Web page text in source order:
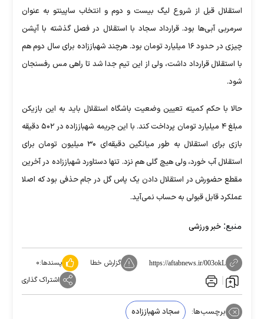
استقلال قبل از شروع لیگ بیست و دوم و انتخاب ساپینتو به عنوان
سرمربی آبی‌ها بود. قرارداد سجاد با استقلال در فصل گذشته با آپشن
چیزی در حدود ۱۶ میلیارد تومان بود. هرچند شهباززاده برای سال دوم هم
با استقلال قرارداد داشت، ولی از این تیم جدا شد تا راهی مس رفسنجان
شود.
حالا با حکم کمیته تعیین وضعیت باشگاه استقلال باید به این بازیکن
مبلغ ۴ میلیارد تومان پرداخت کند. با این جریمه شهباززاده در ۵۰۲ دقیقه
بازی برای استقلال به طور میانگین دقیقه‌ای ۳۰ میلیون تومان برای
استقلال آب خورد، ولی هیچ گلی هم نزد. تنها دستاورد شهباززاده در آخرین
مقطع حضورش در استقلال دادن یک پاس گل در جام حذفی بود که اصلا
عملکرد قابل قبولی به حساب نمی‌آید.
منبع: خبر ورزشی
https://aftabnews.ir/003okL گزارش خطا پسندها:۰
اشتراک گذاری
برچسب‌ها: سجاد شهباززاده